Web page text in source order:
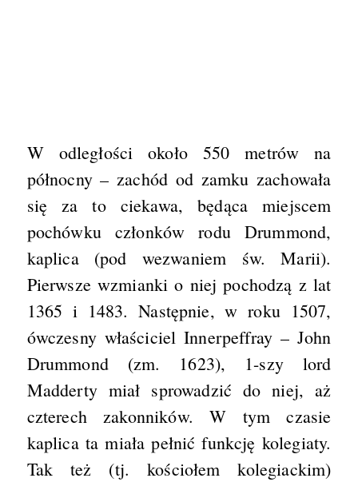
W odległości około 550 metrów na
północny – zachód od zamku zachowała
się za to ciekawa, będąca miejscem
pochówku członków rodu Drummond,
kaplica (pod wezwaniem św. Marii).
Pierwsze wzmianki o niej pochodzą z lat
1365 i 1483. Następnie, w roku 1507,
ówczesny właściciel Innerpeffray – John
Drummond (zm. 1623), 1-szy lord
Madderty miał sprowadzić do niej, aż
czterech zakonników. W tym czasie
kaplica ta miała pełnić funkcję kolegiaty.
Tak też (tj. kościołem kolegiackim)